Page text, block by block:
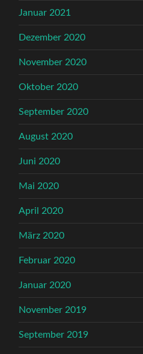
Januar 2021
Dezember 2020
November 2020
Oktober 2020
September 2020
August 2020
Juni 2020
Mai 2020
April 2020
März 2020
Februar 2020
Januar 2020
November 2019
September 2019